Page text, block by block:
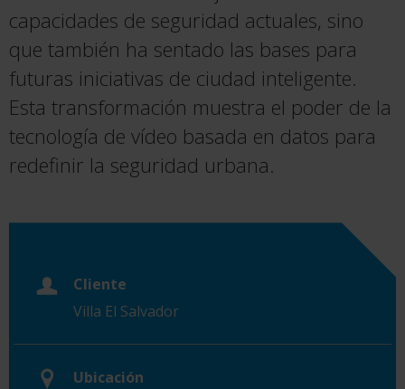
capacidades de seguridad actuales, sino
que también ha sentado las bases para
futuras iniciativas de ciudad inteligente.
Esta transformación muestra el poder de la
tecnología de vídeo basada en datos para
redefinir la seguridad urbana.
Cliente
Villa El Salvador
Ubicación